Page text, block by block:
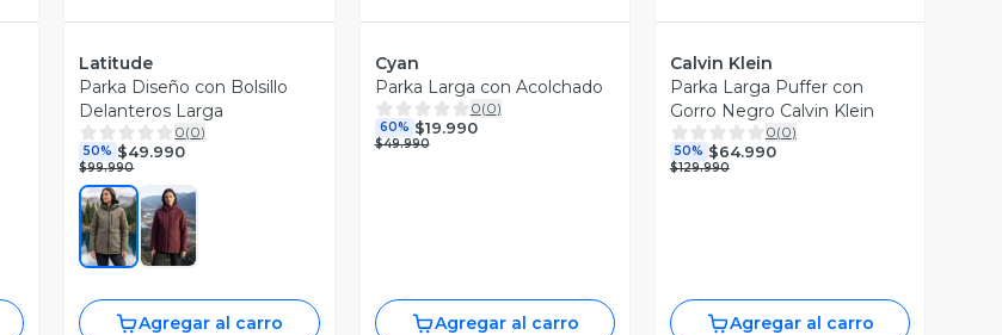
Latitude
Parka Diseño con Bolsillo
Delanteros Larga
0(0)
50% $49.990
$99.990
Agregar al carro
Cyan
Parka Larga con Acolchado
0(0)
60% $19.990
$49.990
Agregar al carro
Calvin Klein
Parka Larga Puffer con
Gorro Negro Calvin Klein
0(0)
50% $64.990
$129.990
Agregar al carro